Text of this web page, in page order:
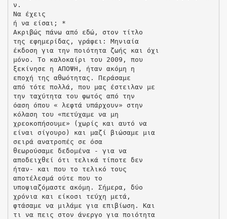
ν.
Να έχεις
ή να είσαι; *
Ακριβώς πάνω από εδώ, στον τίτλο
της εφημερίδας, γράφει: Μηνιαία
έκδοση για την ποιότητα ζωής και όχι
μόνο. Το καλοκαίρι του 2009, που
ξεκίνησε η ΑΠΟΨΗ, ήταν ακόμη η
εποχή της αθωότητας. Περάσαμε
από τότε πολλά, που μας έστειλαν με
την ταχύτητα του φωτός από την
όαση όπου « λεφτά υπάρχουν» στην
κόλαση του «πετύχαμε να μη
χρεοκοπήσουμε» (χωρίς και αυτό να
είναι σίγουρο) και μαζί βιώσαμε μια
σειρά ανατροπές σε όσα
θεωρούσαμε δεδομένα - για να
αποδειχθεί ότι τελικά τίποτε δεν
ήταν- και που το τελικό τους
αποτέλεσμά ούτε που το
υποψιαζόμαστε ακόμη. Σήμερα, δύο
χρόνια και είκοσι τεύχη μετά,
φτάσαμε να μιλάμε για επιβίωση. Και
τι να πεις στον άνεργο για ποιότητα